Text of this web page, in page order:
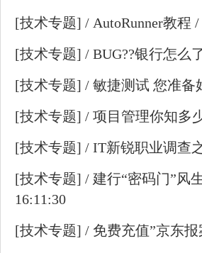
[技术专题] / AutoRunner教程 /
[技术专题] / BUG??银行怎么
[技术专题] / 敏捷测试 您准备
[技术专题] / 项目管理你知多
[技术专题] / IT新锐职业调查
[技术专题] / 建行“密码门”风
16:11:30
[技术专题] / 免费充值”京东